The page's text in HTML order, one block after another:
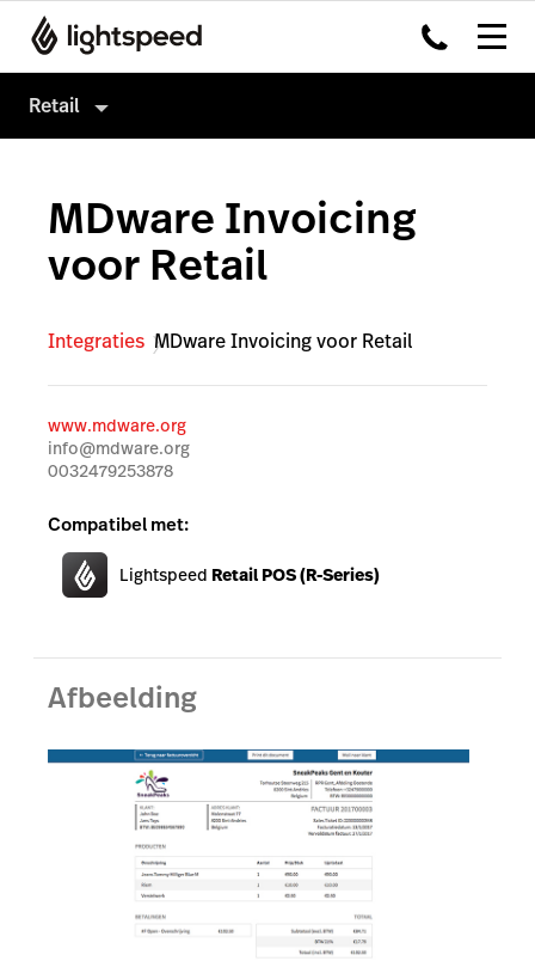
Retail
Producten
Kassasysteem
Payments
Capital
Service Orders
Insights
Accounting
Hardware
Multi-locatie
Prijzen
Klanten
MDware Invoicing
voor Retail
Integraties MDware Invoicing voor Retail
www.mdware.org
info@mdware.org
0032479253878
Compatibel met:
Lightspeed Retail POS (R-Series)
Afbeelding